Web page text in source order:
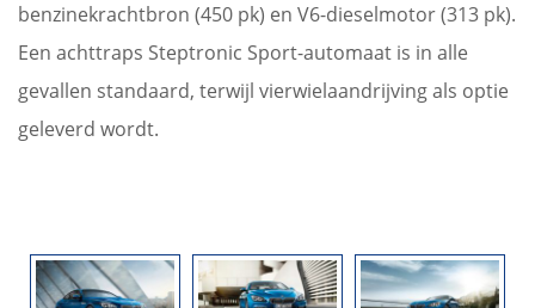
benzinekrachtbron (450 pk) en V6-dieselmotor (313 pk).
Een achttraps Steptronic Sport-automaat is in alle
gevallen standaard, terwijl vierwielaandrijving als optie
geleverd wordt.